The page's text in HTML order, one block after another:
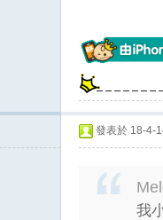
發表於 18-4-
我